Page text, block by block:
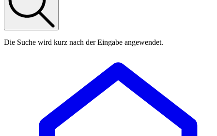
Die Suche wird kurz nach der Eingabe angewendet.